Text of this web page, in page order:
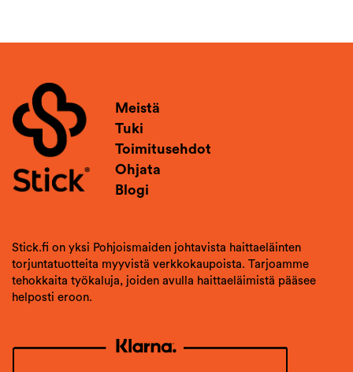
Meistä
Tuki
Toimitusehdot
Ohjata
Blogi
Stick.fi on yksi Pohjoismaiden johtavista haittaeläinten
torjuntatuotteita myyvistä verkkokaupoista. Tarjoamme
tehokkaita työkaluja, joiden avulla haittaeläimistä pääsee
helposti eroon.